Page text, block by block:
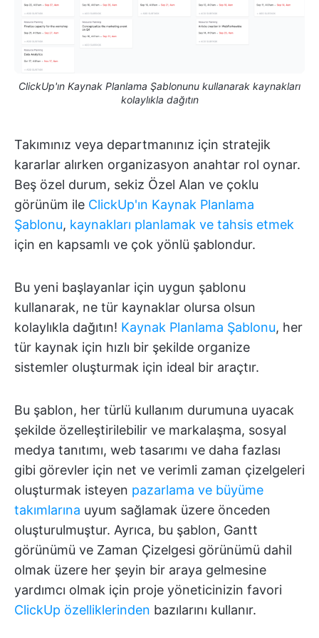
ClickUp'ın Kaynak Planlama Şablonunu kullanarak kaynakları
kolaylıkla dağıtın
Takımınız veya departmanınız için stratejik
kararlar alırken organizasyon anahtar rol oynar.
Beş özel durum, sekiz Özel Alan ve çoklu
görünüm ile ClickUp'ın Kaynak Planlama
Şablonu, kaynakları planlamak ve tahsis etmek
için en kapsamlı ve çok yönlü şablondur.
Bu yeni başlayanlar için uygun şablonu
kullanarak, ne tür kaynaklar olursa olsun
kolaylıkla dağıtın! Kaynak Planlama Şablonu, her
tür kaynak için hızlı bir şekilde organize
sistemler oluşturmak için ideal bir araçtır.
Bu şablon, her türlü kullanım durumuna uyacak
şekilde özelleştirilebilir ve markalaşma, sosyal
medya tanıtımı, web tasarımı ve daha fazlası
gibi görevler için net ve verimli zaman çizelgeleri
oluşturmak isteyen pazarlama ve büyüme
takımlarına uyum sağlamak üzere önceden
oluşturulmuştur. Ayrıca, bu şablon, Gantt
görünümü ve Zaman Çizelgesi görünümü dahil
olmak üzere her şeyin bir araya gelmesine
yardımcı olmak için proje yöneticinizin favori
ClickUp özelliklerinden bazılarını kullanır.